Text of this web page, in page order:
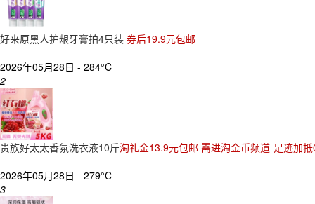
好来原黑人护龈牙膏拍4只装 券后19.9元包邮
2026年05月28日 - 284°C
2
贵族好太太香氛洗衣液10斤淘礼金13.9元包邮 需进淘金币频道-足迹加
2026年05月28日 - 279°C
3